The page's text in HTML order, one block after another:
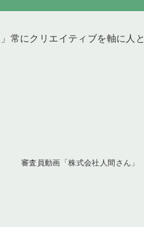
常にクリエイティブを軸に人と
審査員動画「株式会社人間さん」